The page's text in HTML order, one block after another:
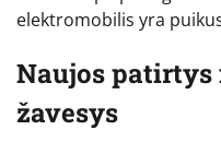
elektromobilis yra
Naujos patirtys
žavesys